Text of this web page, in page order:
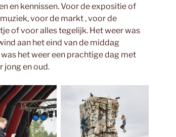
en kennissen. Voor de expositie of
voor de markt , voor de
of voor alles tegelijk. Het weer was
aan het eind van de middag
het weer een prachtige dag met
jong en oud.